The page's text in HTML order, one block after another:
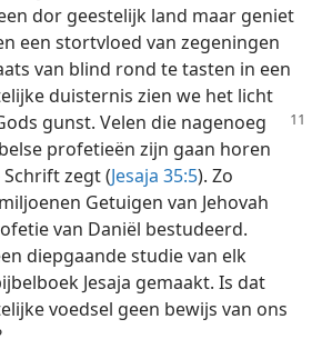
dor geestelijk land maar geniet
een stortvloed van zegeningen
van blind rond te tasten in een
duisternis zien we het licht
gunst. Velen die nagenoeg
profetieën zijn gaan horen
zegt (Jesaja 35:5). Zo
Getuigen van Jehovah
van Daniël bestudeerd.
diepgaande studie van elk
Jesaja gemaakt. Is dat
voedsel geen bewijs van ons